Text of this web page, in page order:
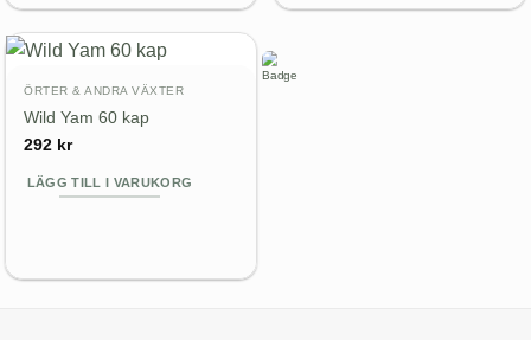
ÖRTER & ANDRA VÄXTER
Wild Yam 60 kap
292 kr
LÄGG TILL I VARUKORG